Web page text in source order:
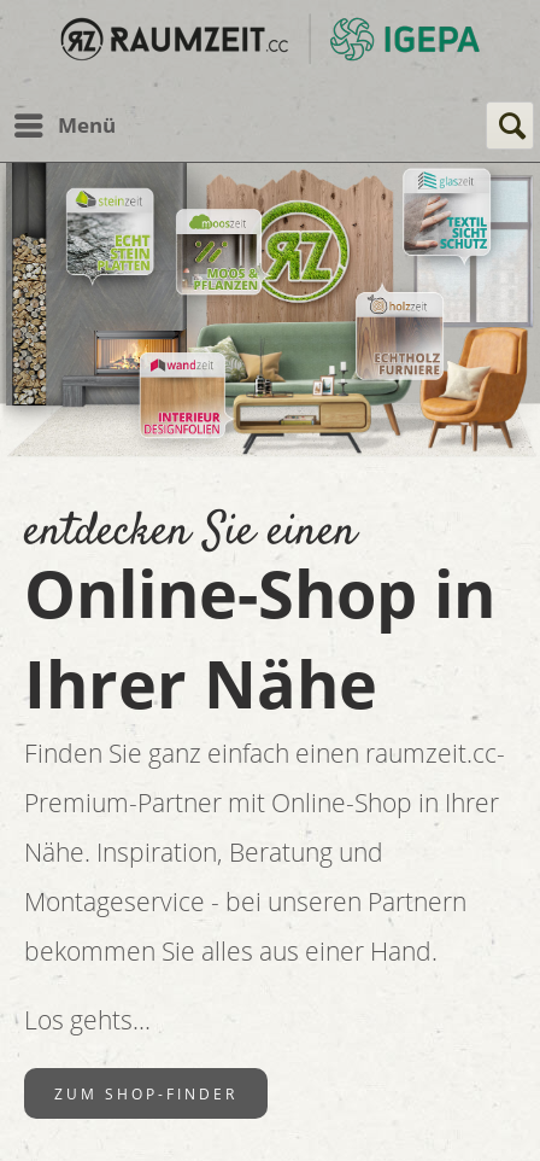
Menü
entdecken Sie einen
Online-Shop in
Ihrer Nähe
Finden Sie ganz einfach einen raumzeit.cc-
Premium-Partner mit Online-Shop in Ihrer
Nähe. Inspiration, Beratung und
Montageservice - bei unseren Partnern
bekommen Sie alles aus einer Hand.
Los gehts...
ZUM SHOP-FINDER